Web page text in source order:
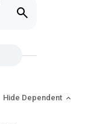
Hide Dependent